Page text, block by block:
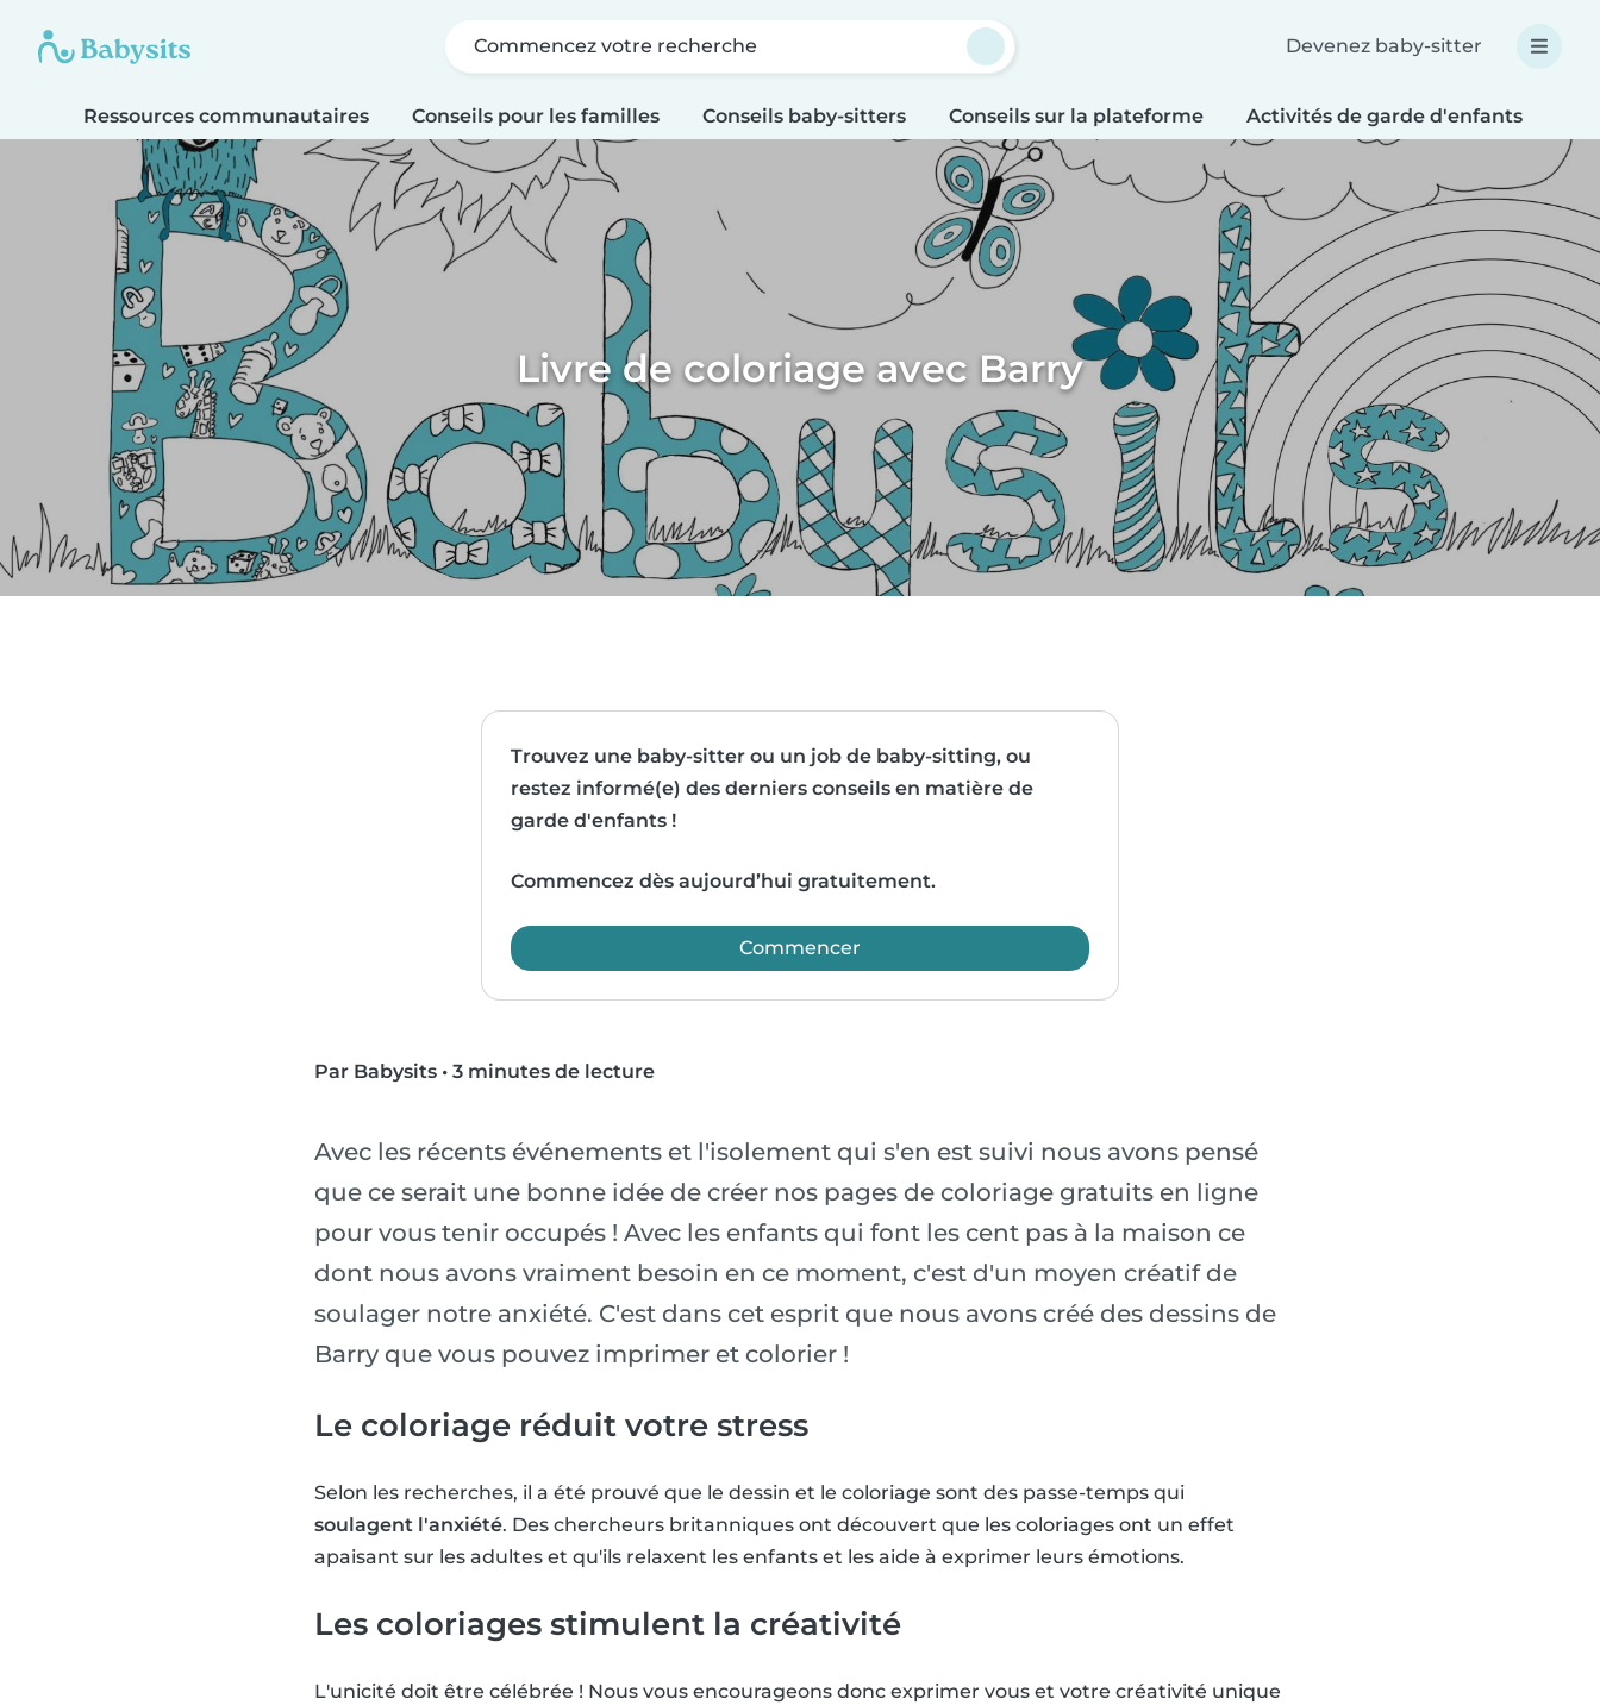
Commencez votre recherche Devenez baby-sitter
Ressources communautaires Conseils pour les familles Conseils baby-sitters Conseils sur la plateforme Activités de garde d'enfants
Livre de coloriage avec Barry
Trouvez une baby-sitter ou un job de baby-sitting, ou
restez informé(e) des derniers conseils en matière de
garde d'enfants !
Commencez dès aujourd’hui gratuitement.
Commencer
Par Babysits • 3 minutes de lecture
Avec les récents événements et l'isolement qui s'en est suivi nous avons pensé
que ce serait une bonne idée de créer nos pages de coloriage gratuits en ligne
pour vous tenir occupés ! Avec les enfants qui font les cent pas à la maison ce
dont nous avons vraiment besoin en ce moment, c'est d'un moyen créatif de
soulager notre anxiété. C'est dans cet esprit que nous avons créé des dessins de
Barry que vous pouvez imprimer et colorier !
Le coloriage réduit votre stress
Selon les recherches, il a été prouvé que le dessin et le coloriage sont des passe-temps qui
soulagent l'anxiété. Des chercheurs britanniques ont découvert que les coloriages ont un effet
apaisant sur les adultes et qu'ils relaxent les enfants et les aide à exprimer leurs émotions.
Les coloriages stimulent la créativité
L'unicité doit être célébrée ! Nous vous encourageons donc exprimer vous et votre créativité unique